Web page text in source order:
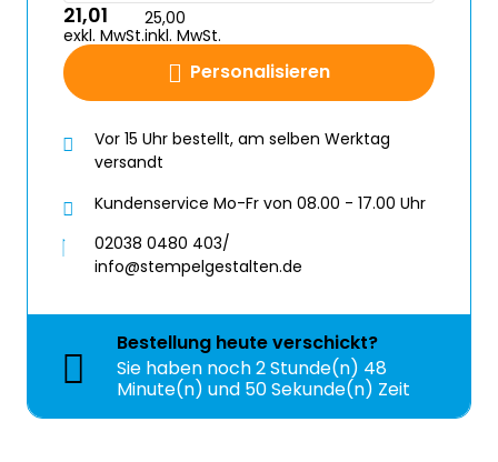
Personalisieren
21,01
exkl. MwSt.
25,00
inkl. MwSt.
Vor 15 Uhr bestellt, am selben Werktag
versandt
Kundenservice Mo-Fr von 08.00 - 17.00 Uhr
02038 0480 403/
info@stempelgestalten.de
Bestellung heuteverschickt?
Sie haben noch2 Stunde(n) 48
Minute(n) und 49 Sekunde(n) Zeit